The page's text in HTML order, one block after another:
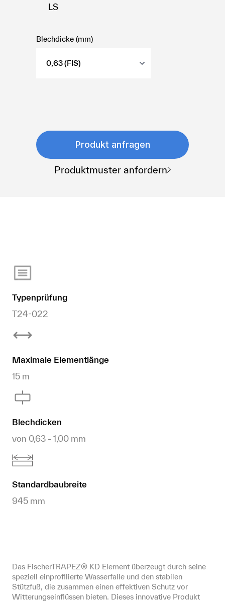
LS
Blechdicke (mm)
Produkt anfragen
Produktmuster anfordern
Typenprüfung
T24-022
Maximale Elementlänge
15 m
Blechdicken
von 0,63 - 1,00 mm
Standardbaubreite
945 mm
Das FischerTRAPEZ® KD Element überzeugt durch seine
speziell einprofilierte Wasserfalle und den stabilen
Stützfuß, die zusammen einen effektiven Schutz vor
Witterungseinflüssen bieten. Dieses innovative Produkt